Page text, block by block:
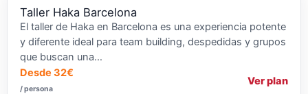
Taller Haka Barcelona
El taller de Haka en Barcelona es una experiencia potente
y diferente ideal para team building, despedidas y grupos
que buscan una…
Desde 32€
/ persona
Ver plan